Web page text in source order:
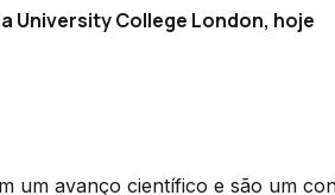
University College London, hoje
um avanço científico e são um